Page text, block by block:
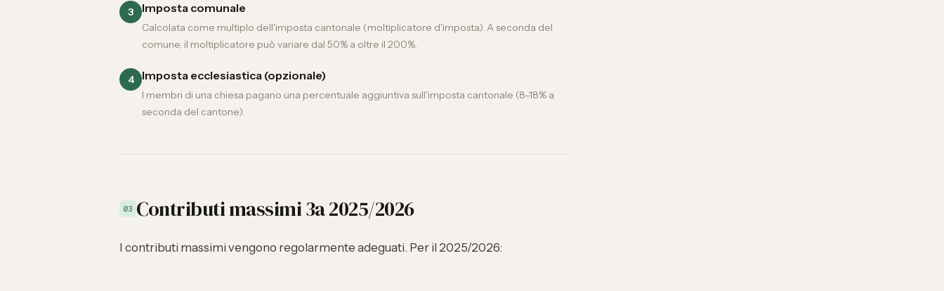
3 Imposta comunale
Calcolata come multiplo dell'imposta cantonale (moltiplicatore d'imposta). A seconda del
comune, il moltiplicatore può variare dal 50% a oltre il 200%.
4 Imposta ecclesiastica (opzionale)
I membri di una chiesa pagano una percentuale aggiuntiva sull'imposta cantonale (8–18% a
seconda del cantone).
03 Contributi massimi 3a 2025/2026
I contributi massimi vengono regolarmente adeguati. Per il 2025/2026: